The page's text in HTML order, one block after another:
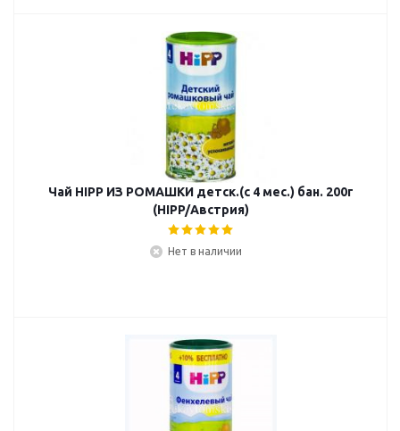
Чай HIPP ИЗ РОМАШКИ детск.(с 4 мес.) бан. 200г
(HIPP/Австрия)
Нет в наличии